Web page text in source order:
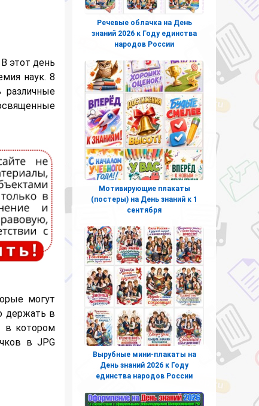
этот день
наук. 8
различные
могут
держать в
в котором
в JPG
Речевые облачка на День
знаний 2026 к Году единства
народов России
Мотивирующие плакаты
(постеры) на День знаний к 1
сентября
Вырубные мини-плакаты на
День знаний 2026 к Году
единства народов России